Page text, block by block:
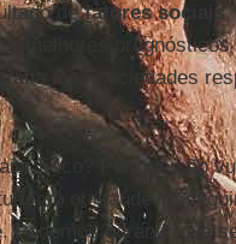
defatores sociais,
melhores
e as sociedades
risco? Por que são
ou saúde? A
Podemos garantir que